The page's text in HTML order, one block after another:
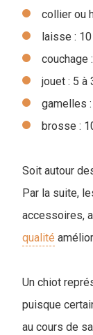
collier ou
laisse :
couchage
jouet : 5 à
gamelles
brosse :
Soit autour
Par la suite,
accessoires,
qualité
Un chiot
puisque
au cours de